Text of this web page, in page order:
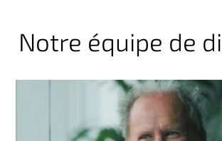
Notre équipe de